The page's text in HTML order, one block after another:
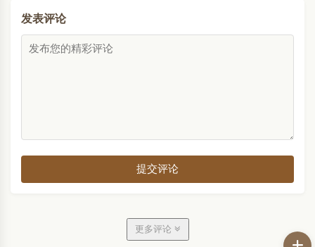
发表评论
提交评论
更多评论